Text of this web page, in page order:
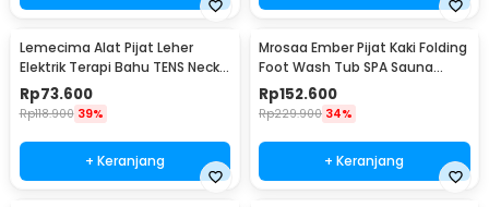
Lemecima Alat Pijat Leher
Elektrik Terapi Bahu TENS Neck
Massager - JT-808
Rp73.600
Rp118.900 39%
+ Keranjang
Mrosaa Ember Pijat Kaki Folding
Foot Wash Tub SPA Sauna
Massage Bucket - 7981
Rp152.600
Rp229.900 34%
+ Keranjang